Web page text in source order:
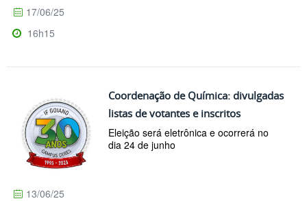
17/06/25
16h15
Coordenação de Química: divulgadas
listas de votantes e inscritos
Eleição será eletrônica e ocorrerá no
dia 24 de junho
13/06/25